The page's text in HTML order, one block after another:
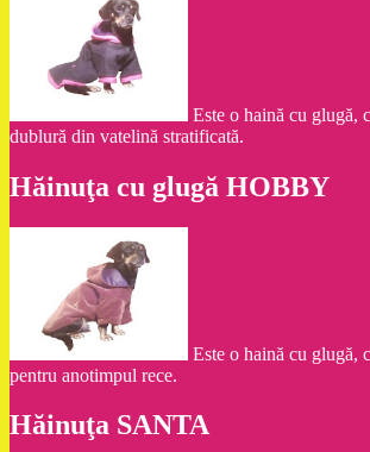
Este o haină cu glugă,
dublură din vatelină stratificată.
Hăinuţa cu glugă HOBBY
Este o haină cu glugă,
pentru anotimpul rece.
Hăinuţa SANTA